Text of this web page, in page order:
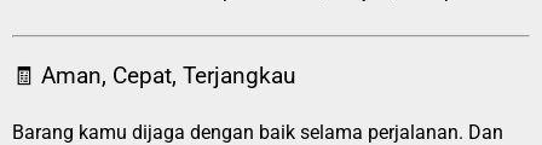
🧾 Aman, Cepat, Terjangkau
Barang kamu dijaga dengan baik selama perjalanan. Dan